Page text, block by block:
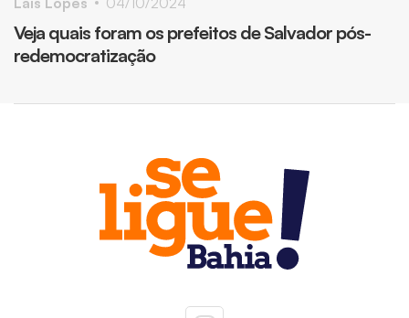
Veja quais foram os prefeitos de Salvador pós-
redemocratização